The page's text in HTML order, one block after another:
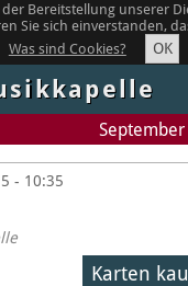
Bereitstellung unserer
Sie sich einverstanden,
Was sind Cookies?
OK
September
- 10:35
Karten